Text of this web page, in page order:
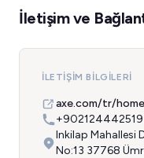
İletişim ve
İLETIŞIM BILGILERI
axe.com/tr/
+902124442519
Inkilap Mahallesi
No:13 37768